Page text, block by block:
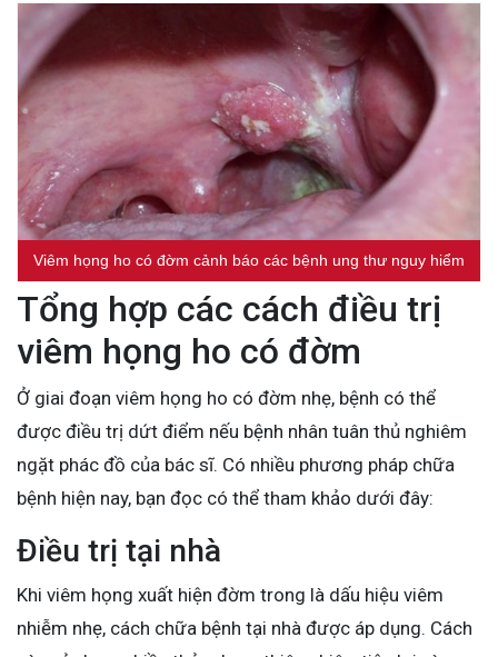
Viêm họng ho có đờm cảnh báo các bệnh ung thư nguy hiểm
Tổng hợp các cách điều trị
viêm họng ho có đờm
Ở giai đoạn viêm họng ho có đờm nhẹ, bệnh có thể
được điều trị dứt điểm nếu bệnh nhân tuân thủ nghiêm
ngặt phác đồ của bác sĩ. Có nhiều phương pháp chữa
bệnh hiện nay, bạn đọc có thể tham khảo dưới đây:
Điều trị tại nhà
Khi viêm họng xuất hiện đờm trong là dấu hiệu viêm
nhiễm nhẹ, cách chữa bệnh tại nhà được áp dụng. Cách